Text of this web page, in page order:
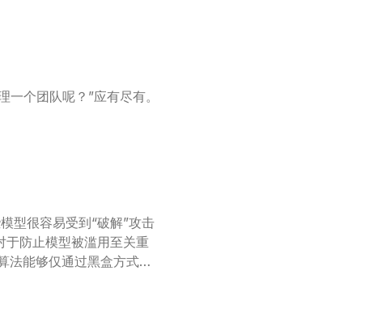
个团队呢？”应有尽有。
型很容易受到“破解”攻击
于防止模型被滥用至关重
法能够仅通过黑盒方式与
个“攻击者”语言模型自动